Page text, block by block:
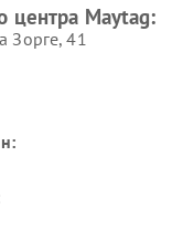
центра Maytag:
Зорге, 41